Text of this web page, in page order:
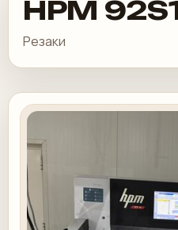
HPM
Резаки